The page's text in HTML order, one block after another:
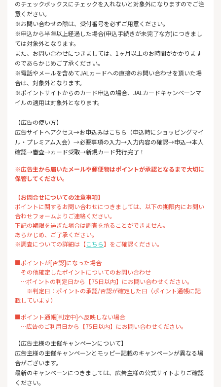
のチェックボックスにチェックを入れないと対象外になりますのでご注
意ください。
※お問い合わせの際は、受付番号を必ずご用意ください。
※申込から半年以上経過した場合(申込手続きが未完了な方)につきまし
ては対象外となります。
また、お問い合わせにつきましては、1ヶ月以上のお時間がかかります
のであらかじめご了承ください。
※電話やメールを含めてJALカードへの直接のお問い合わせを頂いた場
合は、対象外となります。
※ポイントサイトからのカード申込の場合、JALカードキャンペーンマ
イルの適用は対象外となります。
【広告の使い方】
広告サイトへアクセス→お申込みはこちら（申込時にショッピングマイ
ル・プレミアム入会）→必要事項の入力→入力内容の確認→申込→本人
確認→審査→カード受取→新規カード発行完了！
※広告主から届いたメールや郵便物はポイントが承認となるまで大切に
保管してください。
【お問合せについての注意事項】
ポイントに関するお問い合わせにつきましては、以下の期限内にお問い
合わせフォームよりご連絡ください。
下記の期限を過ぎた場合は調査を承ることができません。
あらかじめ、ご了承ください。
※調査についての詳細は【こちら】をご確認ください。
■ポイントが[否認]になった場合
その他確定したポイントについてのお問い合わせ
…ポイントの判定日から【75日以内】にお問い合わせください。
※判定日：ポイントの承認/否認が確定した日（ポイント通帳に記
載しています）
■ポイント通帳[判定中]へ反映しない場合
…広告のご利用日から【75日以内】にお問い合わせください。
【広告主様の主催キャンペーンについて】
広告主様の主催キャンペーンとモッピー記載のキャンペーンが異なる場
合がございます。
最新のキャンペーンにつきましては、広告主様の公式サイトよりご確認
ください。